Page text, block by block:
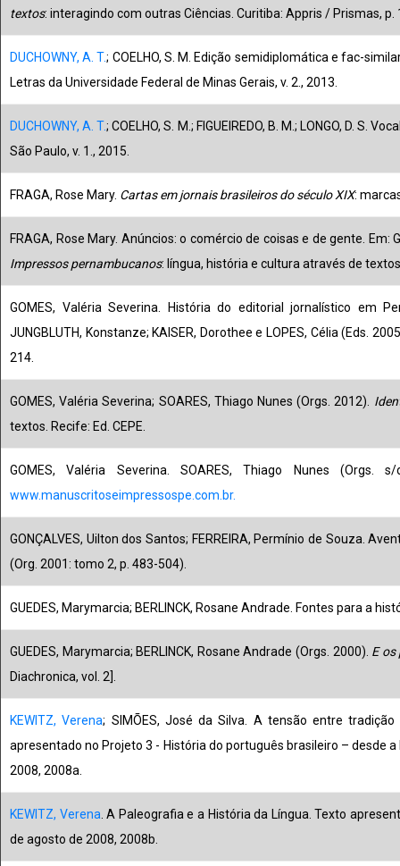
textos: interagindo com outras Ciências. Curitiba: Appris / Prismas, p.
DUCHOWNY, A. T.; COELHO, S. M. Edição semidiplomática e fac-
Letras da Universidade Federal de Minas Gerais, v. 2., 2013.
DUCHOWNY, A. T.; COELHO, S. M.; FIGUEIREDO, B. M.; LONGO, D.
São Paulo, v. 1., 2015.
FRAGA, Rose Mary. Cartas em jornais brasileiros do século XIX:
FRAGA, Rose Mary. Anúncios: o comércio de coisas e de gente.
Impressos pernambucanos: língua, história e cultura através de
GOMES, Valéria Severina. História do editorial jornalístico em
JUNGBLUTH, Konstanze; KAISER, Dorothee e LOPES, Célia (Eds.
214.
GOMES, Valéria Severina; SOARES, Thiago Nunes (Orgs. 2012).
textos. Recife: Ed. CEPE.
GOMES, Valéria Severina. SOARES, Thiago Nunes
www.manuscritoseimpressospe.com.br.
GONÇALVES, Uilton dos Santos; FERREIRA, Permínio de Souza.
(Org. 2001: tomo 2, p. 483-504).
GUEDES, Marymarcia; BERLINCK, Rosane Andrade. Fontes para a
GUEDES, Marymarcia; BERLINCK, Rosane Andrade (Orgs. 2000). E os
Diachronica, vol. 2].
KEWITZ, Verena; SIMÕES, José da Silva. A tensão entre
apresentado no Projeto 3 - História do português brasileiro – desde
2008, 2008a.
KEWITZ, Verena. A Paleografia e a História da Língua. Texto
de agosto de 2008, 2008b.